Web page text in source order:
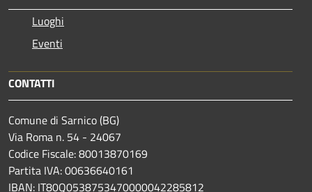
Luoghi
Eventi
CONTATTI
Comune di Sarnico (BG)
Via Roma n. 54 - 24067
Codice Fiscale: 80013870169
Partita IVA: 00636640161
IBAN: IT80Q0538753470000042285812